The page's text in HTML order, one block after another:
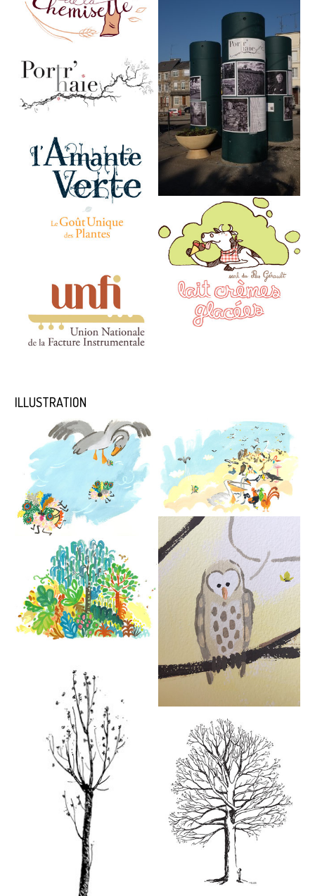
ILLUSTRATION